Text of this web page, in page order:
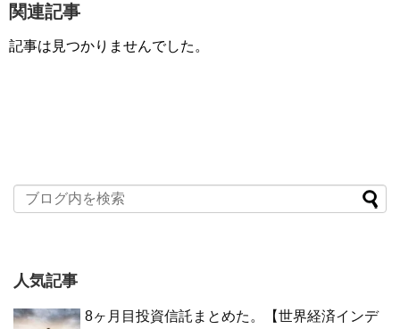
関連記事
記事は見つかりませんでした。
人気記事
8ヶ月目投資信託まとめた。【世界経済インデ